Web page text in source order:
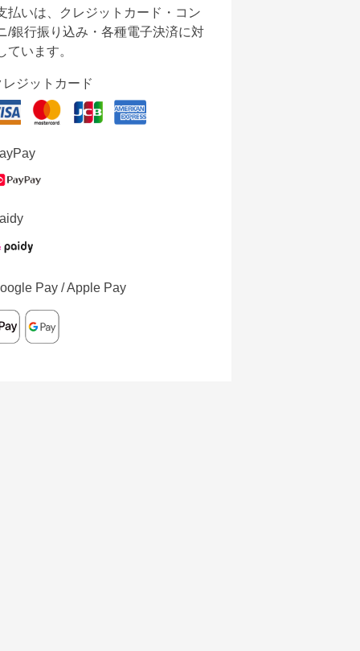
払いは、クレジットカード・コン
/銀行振り込み・各種電子決済に対
ています。
レジットカード
Pay / Apple Pay